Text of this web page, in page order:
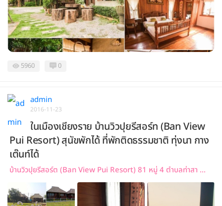
5960 0
admin
2016-11-23
ในเมืองเชียงราย บ้านวิวปุยรีสอร์ท (Ban View
Pui Resort) สุนัขพักได้ ที่พักติดธรรมชาติ ทุ่งนา กาง
เต๊นท์ได้
บ้านวิวปุยรีสอร์ต (Ban View Pui Resort) 81 หมู่ 4 ตำบลท่าสา ...